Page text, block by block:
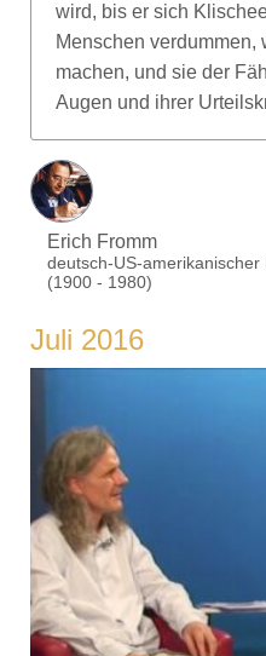
wird, bis er sich
Menschen
machen, und sie der
Augen und ihrer
Erich Fromm
deutsch-US-amerikanischer
(1900 - 1980)
Juli 2016